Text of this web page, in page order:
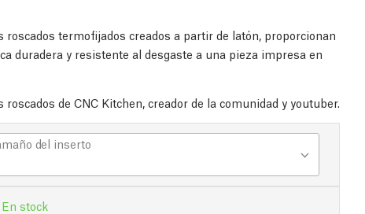
roscados termofijados creados a partir de latón, proporcionan
duradera y resistente al desgaste a una pieza impresa en
roscados de CNC Kitchen, creador de la comunidad y youtuber.
del inserto
En stock